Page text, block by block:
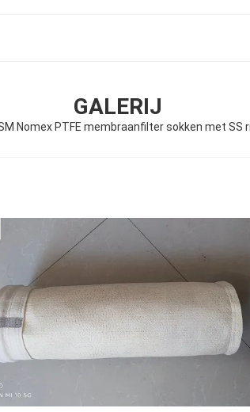
GALERIJ
Nomex PTFE membraanfilter sokken met SS